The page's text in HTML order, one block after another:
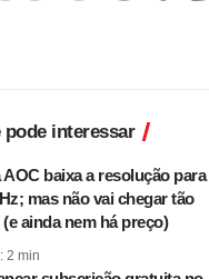
pode interessar
baixa a resolução para
mas não vai chegar tão
ainda nem há preço)
2 min